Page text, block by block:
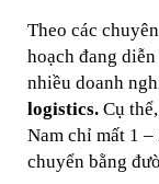
Theo các
hoạch đang
nhiều doanh
logistics. Cụ
Nam chỉ mất 1
chuyển bằng